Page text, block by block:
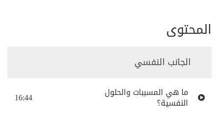
المحتوى
الجانب النفسي
16:44 ما هي المسببات والحلول
النفسية؟